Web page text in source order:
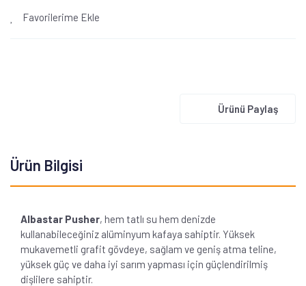
Favorilerime Ekle
Ürünü Paylaş
Ürün Bilgisi
Albastar Pusher, hem tatlı su hem denizde
kullanabileceğiniz alüminyum kafaya sahiptir. Yüksek
mukavemetli grafit gövdeye, sağlam ve geniş atma teline,
yüksek güç ve daha iyi sarım yapması için güçlendirilmiş
dişlilere sahiptir.